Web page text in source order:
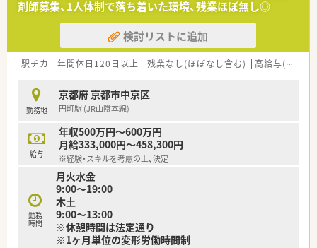
剤師募集、1人体制で落ち着いた環境、残業ほぼ無し◎
検討リストに追加
駅チカ 年間休日120日以上 残業なし(ほぼなし含む) 高給与(600万円以上)
勤務地
京都府 京都市中京区
円町駅 (JR山陰本線)
給与
年収500万円～600万円
月給333,000円～458,300円
※経験・スキルを考慮の上、決定
勤務
時間
月火水金
9:00～19:00
木土
9:00～13:00
※休憩時間は法定通り
※1ヶ月単位の変形労働時間制